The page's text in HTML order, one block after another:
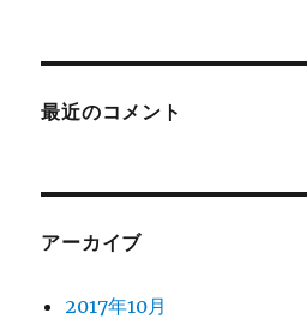
最近のコメント
アーカイブ
2017年10月